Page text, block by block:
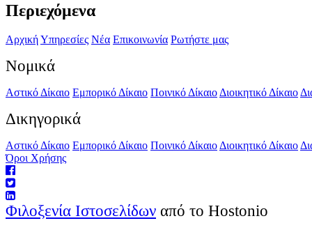
Περιεχόμενα
ΑρχικήΥπηρεσίες Νέα Επικοινωνία Ρωτήστε μας
Νομικά
Αστικό Δίκαιο Εμπορικό Δίκαιο Ποινικό Δίκαιο Διοικητικό Δίκαιο
Δικηγορικά
Αστικό Δίκαιο Εμπορικό Δίκαιο Ποινικό Δίκαιο Διοικητικό Δίκαιο
Όροι Χρήσης
Φιλοξενία Ιστοσελίδων από το Hostonio